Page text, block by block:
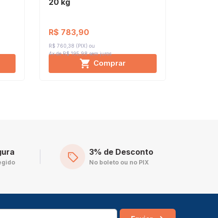
R$ 783,90
R$ 760,38 (PIX)
4x de R$ 195,98sem juros
Comprar
3% de Desconto
No boleto ou no PIX